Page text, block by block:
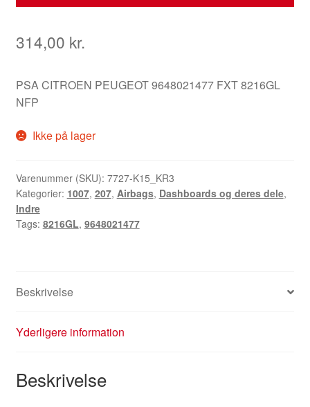
314,00 kr.
PSA CITROEN PEUGEOT 9648021477 FXT 8216GL
NFP
Ikke på lager
Varenummer (SKU): 7727-K15_KR3
Kategorier: 1007, 207, Airbags, Dashboards og deres dele,
Indre
Tags: 8216GL, 9648021477
Beskrivelse
Yderligere information
Beskrivelse